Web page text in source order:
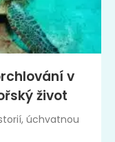
v
život
úchvatnou